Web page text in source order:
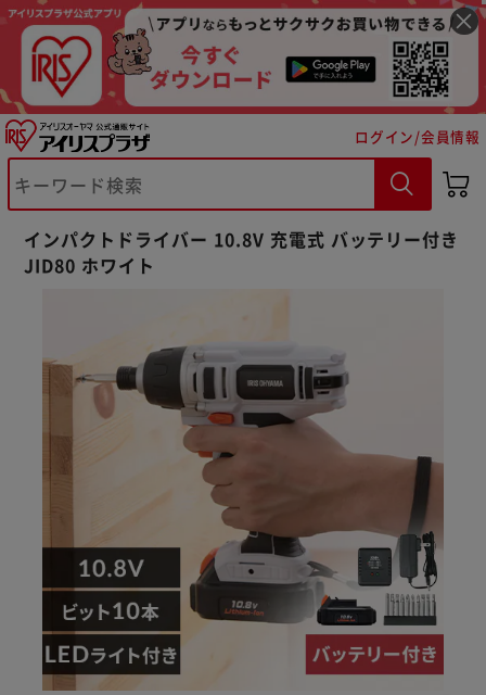
ログイン/会員情報
インパクトドライバー 10.8V 充電式 バッテリー付き
JID80 ホワイト
※ご確認ください
カートに入れる 購入手続きへ